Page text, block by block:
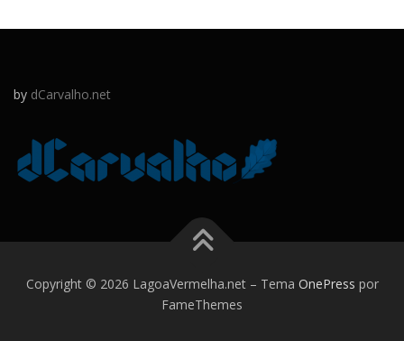
by dCarvalho.net
Copyright © 2026 LagoaVermelha.net – Tema OnePress por
FameThemes